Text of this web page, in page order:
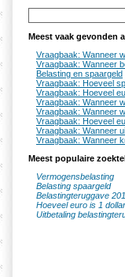
Meest vaak gevonden
Vraagbaak: Wanneer
Vraagbaak: Wanneer
Belasting en spaargeld
Vraagbaak: Hoeveel
Vraagbaak: Hoeveel
Vraagbaak: Wanneer
Vraagbaak: Wanneer
Vraagbaak: Hoeveel
Vraagbaak: Wanneer
Vraagbaak: Wanneer
Meest populaire
Vermogensbelasting
Belasting spaargeld
Belastingteruggave
Hoeveel euro is 1 dollar
Uitbetaling